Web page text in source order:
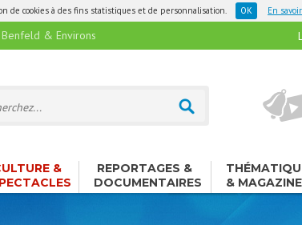
de cookies à des fins statistiques et de personnalisation. En
& Environs
&
REPORTAGES &
DOCUMENTAIRES
&